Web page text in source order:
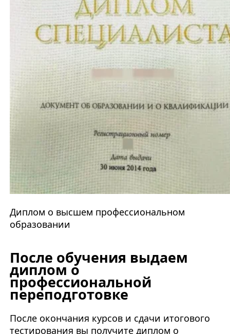
Диплом о высшем профессиональном
образовании
После обучения выдаем
диплом о
профессиональной
переподготовке
После окончания курсов и сдачи итогового
тестирования вы получите диплом о